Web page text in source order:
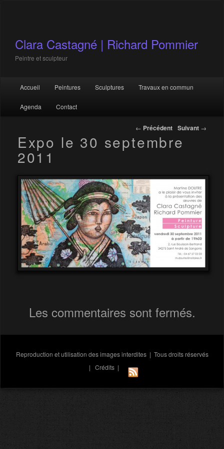
Clara Castagné | Richard Pommier
Peintre et sculpteur
Aller au contenu principal
Aller au contenu secondaire
Accueil Peintures Sculptures Travaux en commun
Agenda Contact
← Précédent Suivant →
Expo le 30 septembre
2011
Les commentaires sont fermés.
Reproduction et utilisation des images interdites | Tous droits réservés
| Crédits|